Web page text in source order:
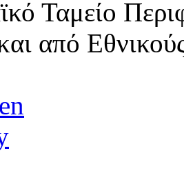
Ταμείο
από